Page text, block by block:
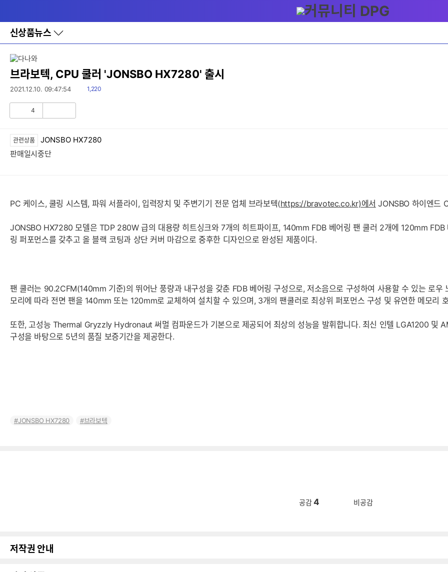
와
홈
신상품뉴스
바
로
레
이
어
토
브라보텍, CPU 쿨러 'JONSBO HX7280' 출시
2021.12.10. 09:47:54
읽
1,220
4
관련상품
JONSBO HX7280
판매일시중단
PC 케이스, 쿨링 시스템, 파워 서플라이, 입력장치 및 주변기기 전문 업체 브라보텍(https://bravotec.co.kr)에서 JONSBO 하이엔드
JONSBO HX7280 모델은 TDP 280W 급의 대용량 히트싱크와 7개의 히트파이프, 140mm FDB 베어링 팬 쿨러 2개에 120mm FDB
링 퍼포먼스를 갖추고 올 블랙 코팅과 상단 커버 마감으로 중후한 디자인으로 완성된 제품이다.
팬 쿨러는 90.2CFM(140mm 기준)의 뛰어난 풍량과 내구성을 갖춘 FDB 베어링 구성으로, 저소음으로 구성하여 사용할 수 있는 로우
모리에 따라 전면 팬을 140mm 또는 120mm로 교체하여 설치할 수 있으며, 3개의 팬쿨러로 최상위 퍼포먼스 구성 및 유연한 메모리
또한, 고성능 Thermal Gryzzly Hydronaut 써멀 컴파운드가 기본으로 제공되어 최상의 성능을 발휘합니다. 최신 인텔 LGA1200 및
구성을 바탕으로 5년의 품질 보증기간을 제공한다.
JONSBO HX7280 브라보텍
공감 4 비공감
저작권 안내